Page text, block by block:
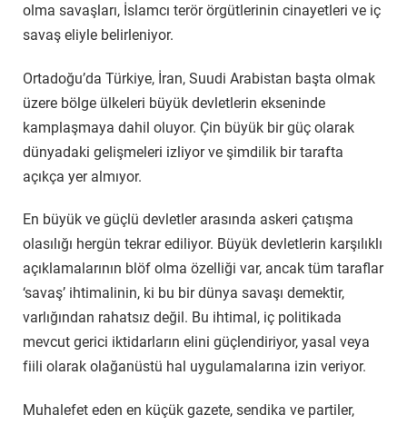
olma savaşları, İslamcı terör örgütlerinin cinayetleri ve iç
savaş eliyle belirleniyor.
Ortadoğu’da Türkiye, İran, Suudi Arabistan başta olmak
üzere bölge ülkeleri büyük devletlerin ekseninde
kamplaşmaya dahil oluyor. Çin büyük bir güç olarak
dünyadaki gelişmeleri izliyor ve şimdilik bir tarafta
açıkça yer almıyor.
En büyük ve güçlü devletler arasında askeri çatışma
olasılığı hergün tekrar ediliyor. Büyük devletlerin karşılıklı
açıklamalarının blöf olma özelliği var, ancak tüm taraflar
‘savaş’ ihtimalinin, ki bu bir dünya savaşı demektir,
varlığından rahatsız değil. Bu ihtimal, iç politikada
mevcut gerici iktidarların elini güçlendiriyor, yasal veya
fiili olarak olağanüstü hal uygulamalarına izin veriyor.
Muhalefet eden en küçük gazete, sendika ve partiler,